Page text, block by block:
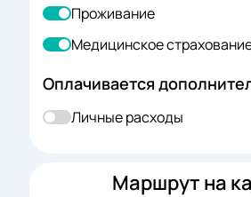
Проживание
Медицинское
Оплачивается
Личные расходы
Маршрут на